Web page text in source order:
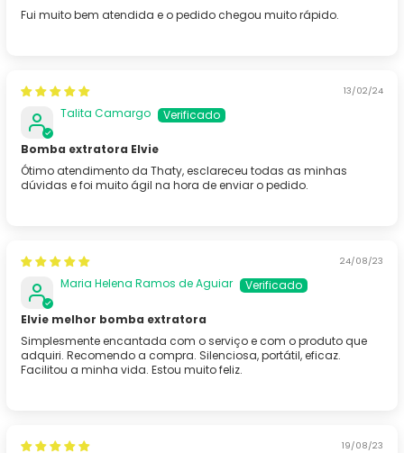
Fui muito bem atendida e o pedido chegou muito rápido.
13/02/24
Talita Camargo
Bomba extratora Elvie
Ótimo atendimento da Thaty, esclareceu todas as minhas
dúvidas e foi muito ágil na hora de enviar o pedido.
24/08/23
Maria Helena Ramos de Aguiar
Elvie melhor bomba extratora
Simplesmente encantada com o serviço e com o produto que
adquiri. Recomendo a compra. Silenciosa, portátil, eficaz.
Facilitou a minha vida. Estou muito feliz.
19/08/23